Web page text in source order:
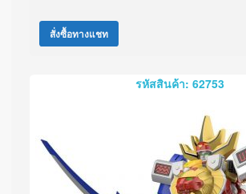
สั่งซื้อทางแชท
รหัสสินค้า: 62753